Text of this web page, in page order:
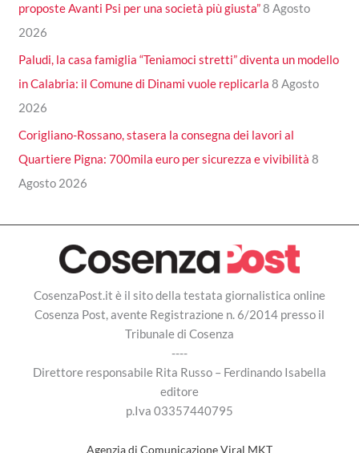
proposte Avanti Psi per una società più giusta”8 Agosto
2026
Paludi, la casa famiglia “Teniamoci stretti” diventa un modello
in Calabria: il Comune di Dinami vuole replicarla 8 Agosto
2026
Corigliano-Rossano, stasera la consegna dei lavori al
Quartiere Pigna: 700mila euro per sicurezza e vivibilità 8
Agosto 2026
CosenzaPost.it è il sito della testata giornalistica online
Cosenza Post, avente Registrazione n. 6/2014 presso il
Tribunale di Cosenza
----
Direttore responsabile Rita Russo – Ferdinando Isabella
editore
p.Iva 03357440795
Agenzia di Comunicazione Viral MKT